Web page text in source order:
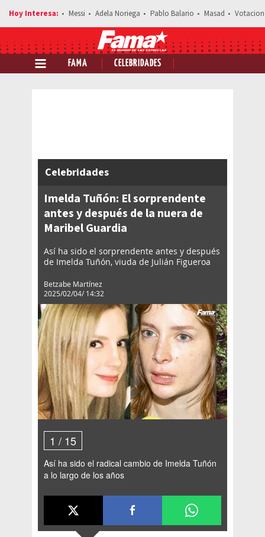
Messi Adela Noriega Pablo Balario Masad
FAMA CELEBRIDADES
Comparte esta noticia
Celebridades
Imelda Tuñón: El sorprendente
antes y después de la nuera de
Maribel Guardia
Así ha sido el sorprendente antes y después
de Imelda Tuñón, viuda de Julián Figueroa
Betzabe Martínez
2025/02/04/ 14:32
1 / 15
Así ha sido el radical cambio de Imelda Tuñón
a lo largo de los años